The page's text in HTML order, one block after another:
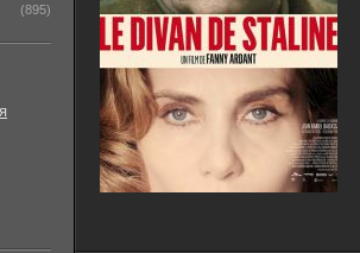
(895)